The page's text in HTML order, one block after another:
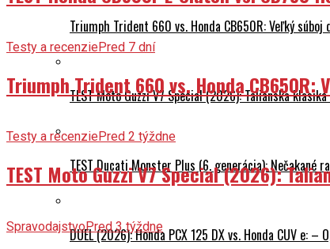
Triumph Trident 660 vs. Honda CB650R: Veľký súboj
TEST Moto Guzzi V7 Special (2026): Talianska
TEST Ducati Monster Plus (6. generácia):
DUEL (2026): Honda PCX 125 DX vs. Honda CUV e:
Testy a recenziePred 7 dní
Triumph Trident 660 vs. Honda
Testy a recenziePred 2 týždne
TEST Moto Guzzi V7 Special (2026):
SpravodajstvoPred 3 týždne